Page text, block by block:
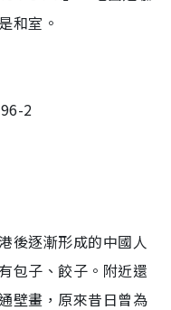
和室。
2
後逐漸形成的中國人
包子、餃子。附近還
壁畫，原來昔日曾為